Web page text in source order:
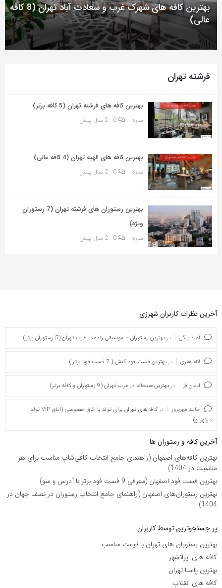
بهترین کافه های شهرک غرب و سعادت آباد تهران (8 کافه
عالی)
فرشته تهران
بهترین کافه های فرشته تهران (5 کافه برتر)
ساره 0 2 سال پیش
بهترین کافه های الهیه تهران (4 کافه عالی)
ساره 0 2 سال پیش
بهترین رستوران های فرشته تهران (7 رستوران
ویژه)
ساره 0 2 سال پیش
آخرین نظرات کاربران شهرزی
امید بیگی در بهترین رستوران با موسیقی زنده در غرب تهران (5 رستوران برتر)
لاله هنری در بهترین فست فود کیش ( 7 فست فود برتر )
ایمان فر در بهترین صبحانه در غرب تهران (9 رستوران و کافه برتر)
حامد مهرپرور در
کافه‌های تهران برای تولد با اتاق خصوصی (اتاق VIP تولد
درتهران)
آخرین کافه و رستوران ها
بهترین کافه‌های اصفهان (راهنمای جامع انتخاب کافی‌شاپ مناسب برای هر
مناسبت در 1404)
بهترین فست فود اصفهان (معرفی 9 فست فود برتر با آدرس و منو)
بهترین رستوران‌های اصفهان (راهنمای جامع انتخاب رستوران در نصف جهان در
1404)
پر جستجوترین توسط کاربران
بهترین رستوران های تهران با قیمت مناسب
کافه های ایرانشهر
بهترین پاستا تهران
کافه های انقلاب